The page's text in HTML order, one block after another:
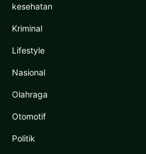
kesehatan
Kriminal
Lifestyle
Nasional
Olahraga
Otomotif
Politik